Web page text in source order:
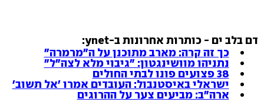
דם בלב ים - כותרות אחרונות ב-ynet:
כך זה קרה: מארב מתוכנן על ה"מרמרה"
נתניהו מוושינגטון: "גיבוי מלא לצה"ל"
38 פצועים פונו לבתי החולים
ישראלי באיסטנבול: העובדים אמרו 'אל תשוב'
ארה"ב: מביעים צער על ההרוגים